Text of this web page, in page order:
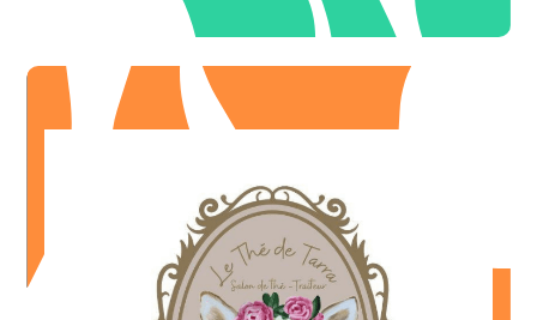
OFFRE ILLIMITÉE
pour l'achat cumulé d'une patisserie et d'une boisson
chaude
OFFRE ILLIMITÉE
Thé à la menthe offert à la fin du repas - sur place